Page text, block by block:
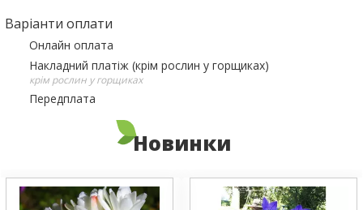
Варіанти оплати
Онлайн оплата
Накладний платіж (крім рослин у горщиках)
крім рослин у горщиках
Передплата
Новинки